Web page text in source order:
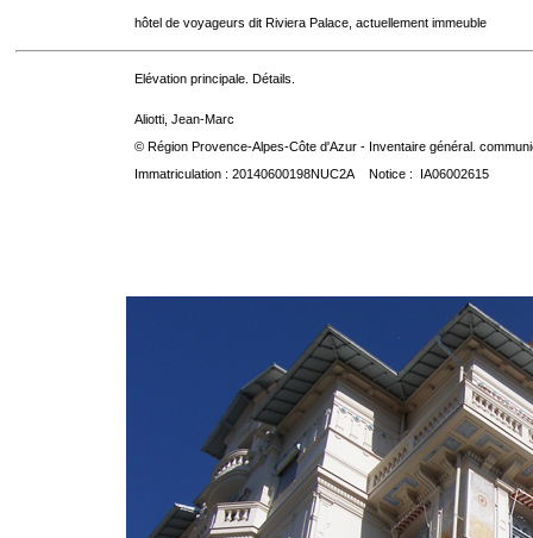
hôtel de voyageurs dit Riviera Palace, actuellement immeuble
Elévation principale. Détails.
Aliotti, Jean-Marc
© Région Provence-Alpes-Côte d'Azur - Inventaire général.
Immatriculation : 20140600198NUC2A Notice : IA06002615